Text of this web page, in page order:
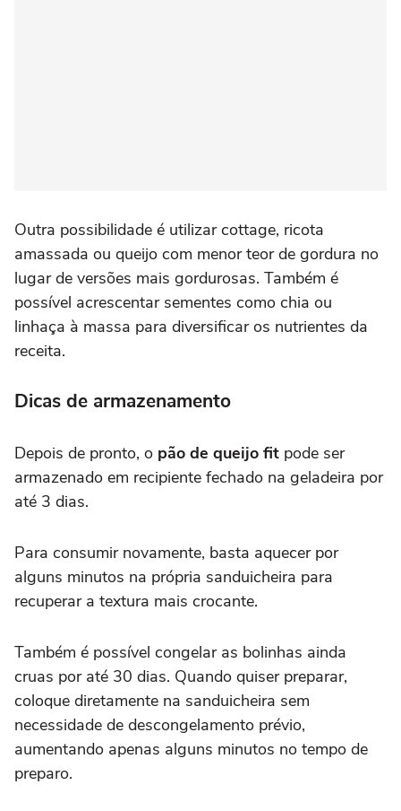
Outra possibilidade é utilizar cottage, ricota
amassada ou queijo com menor teor de gordura no
lugar de versões mais gordurosas. Também é
possível acrescentar sementes como chia ou
linhaça à massa para diversificar os nutrientes da
receita.
Dicas de armazenamento
Depois de pronto, o pão de queijo fit pode ser
armazenado em recipiente fechado na geladeira por
até 3 dias.
Para consumir novamente, basta aquecer por
alguns minutos na própria sanduicheira para
recuperar a textura mais crocante.
Também é possível congelar as bolinhas ainda
cruas por até 30 dias. Quando quiser preparar,
coloque diretamente na sanduicheira sem
necessidade de descongelamento prévio,
aumentando apenas alguns minutos no tempo de
preparo.